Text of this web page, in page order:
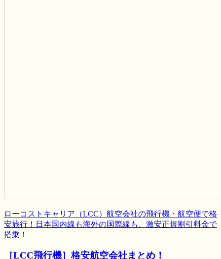
ローコストキャリア（LCC）航空会社の飛行機・航空便で格
安旅行！日本国内線も海外の国際線も、激安正規割引料金で
搭乗！
［LCC飛行機］格安航空会社まとめ！